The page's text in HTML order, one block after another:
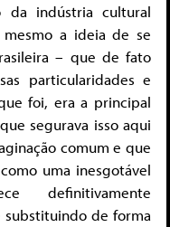
da indústria cultural
a ideia de se
– que de fato
particularidades e
foi, era a principal
segurava isso aqui
comum e que
uma inesgotável
definitivamente
de forma